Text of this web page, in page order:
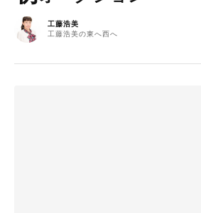
工藤浩美
工藤浩美の東へ西へ